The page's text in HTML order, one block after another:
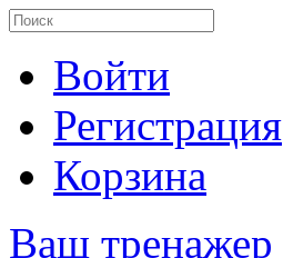
Войти
Регистрация
Корзина
Ваш тренажер